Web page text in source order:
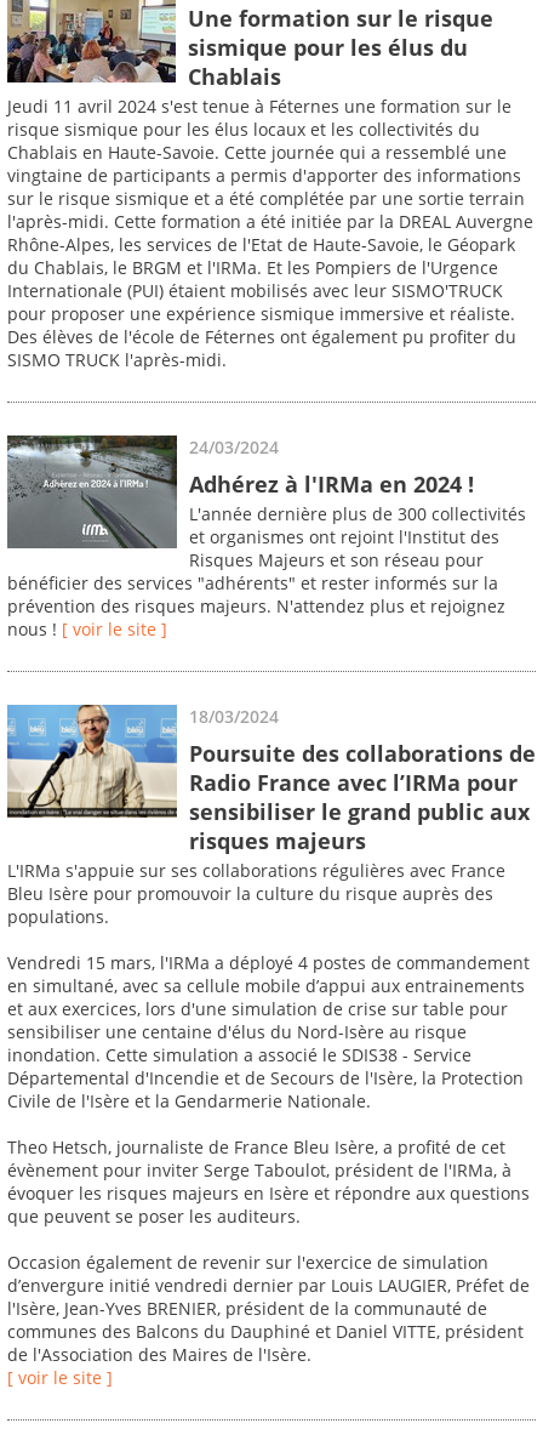
Une formation sur le risque
sismique pour les élus du
Chablais
Jeudi 11 avril 2024 s'est tenue à Féternes une formation sur le
risque sismique pour les élus locaux et les collectivités du
Chablais en Haute-Savoie. Cette journée qui a ressemblé une
vingtaine de participants a permis d'apporter des informations
sur le risque sismique et a été complétée par une sortie terrain
l'après-midi. Cette formation a été initiée par la DREAL Auvergne
Rhône-Alpes, les services de l'Etat de Haute-Savoie, le Géopark
du Chablais, le BRGM et l'IRMa. Et les Pompiers de l'Urgence
Internationale (PUI) étaient mobilisés avec leur SISMO'TRUCK
pour proposer une expérience sismique immersive et réaliste.
Des élèves de l'école de Féternes ont également pu profiter du
SISMO TRUCK l'après-midi.
24/03/2024
Adhérez à l'IRMa en 2024 !
L'année dernière plus de 300 collectivités
et organismes ont rejoint l'Institut des
Risques Majeurs et son réseau pour
bénéficier des services "adhérents" et rester informés sur la
prévention des risques majeurs. N'attendez plus et rejoignez
nous ! [ voir le site ]
18/03/2024
Poursuite des collaborations de
Radio France avec l’IRMa pour
sensibiliser le grand public aux
risques majeurs
L'IRMa s'appuie sur ses collaborations régulières avec France
Bleu Isère pour promouvoir la culture du risque auprès des
populations.
Vendredi 15 mars, l'IRMa a déployé 4 postes de commandement
en simultané, avec sa cellule mobile d’appui aux entrainements
et aux exercices, lors d'une simulation de crise sur table pour
sensibiliser une centaine d'élus du Nord-Isère au risque
inondation. Cette simulation a associé le SDIS38 - Service
Départemental d'Incendie et de Secours de l'Isère, la Protection
Civile de l'Isère et la Gendarmerie Nationale.
Theo Hetsch, journaliste de France Bleu Isère, a profité de cet
évènement pour inviter Serge Taboulot, président de l'IRMa, à
évoquer les risques majeurs en Isère et répondre aux questions
que peuvent se poser les auditeurs.
Occasion également de revenir sur l'exercice de simulation
d’envergure initié vendredi dernier par Louis LAUGIER, Préfet de
l'Isère, Jean-Yves BRENIER, président de la communauté de
communes des Balcons du Dauphiné et Daniel VITTE, président
de l'Association des Maires de l'Isère.
[ voir le site ]